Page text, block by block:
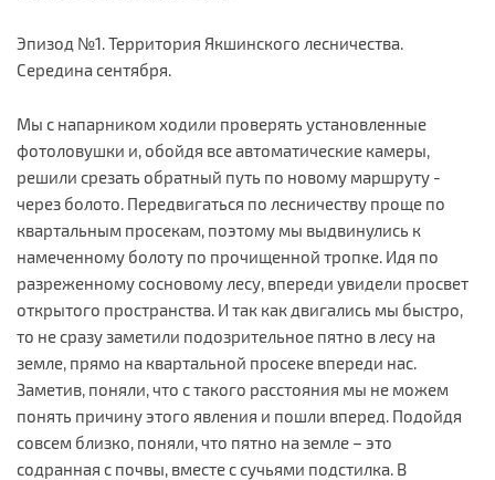
Эпизод №1. Территория Якшинского лесничества.
Середина сентября.
Мы с напарником ходили проверять установленные
фотоловушки и, обойдя все автоматические камеры,
решили срезать обратный путь по новому маршруту -
через болото. Передвигаться по лесничеству проще по
квартальным просекам, поэтому мы выдвинулись к
намеченному болоту по прочищенной тропке. Идя по
разреженному сосновому лесу, впереди увидели просвет
открытого пространства. И так как двигались мы быстро,
то не сразу заметили подозрительное пятно в лесу на
земле, прямо на квартальной просеке впереди нас.
Заметив, поняли, что с такого расстояния мы не можем
понять причину этого явления и пошли вперед. Подойдя
совсем близко, поняли, что пятно на земле – это
содранная с почвы, вместе с сучьями подстилка. В